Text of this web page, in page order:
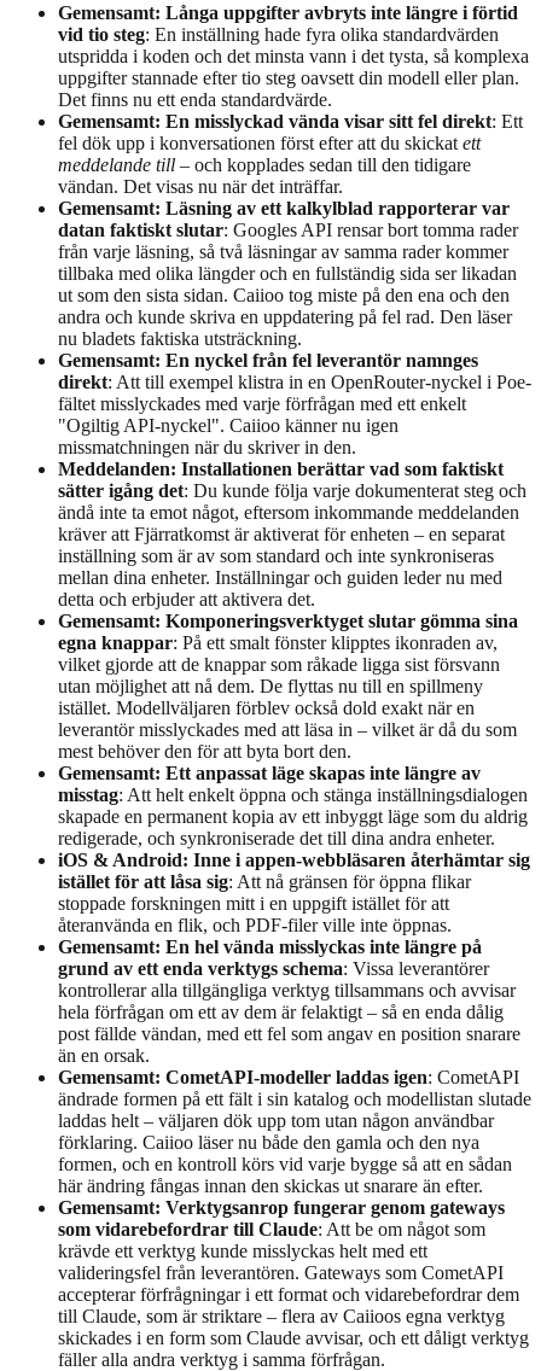
Gemensamt: Långa uppgifter avbryts inte längre i förtid
vid tio steg: En inställning hade fyra olika standardvärden
utspridda i koden och det minsta vann i det tysta, så komplexa
uppgifter stannade efter tio steg oavsett din modell eller plan.
Det finns nu ett enda standardvärde.
Gemensamt: En misslyckad vända visar sitt fel direkt: Ett
fel dök upp i konversationen först efter att du skickat ett
meddelande till – och kopplades sedan till den tidigare
vändan. Det visas nu när det inträffar.
Gemensamt: Läsning av ett kalkylblad rapporterar var
datan faktiskt slutar: Googles API rensar bort tomma rader
från varje läsning, så två läsningar av samma rader kommer
tillbaka med olika längder och en fullständig sida ser likadan
ut som den sista sidan. Caiioo tog miste på den ena och den
andra och kunde skriva en uppdatering på fel rad. Den läser
nu bladets faktiska utsträckning.
Gemensamt: En nyckel från fel leverantör namnges
direkt: Att till exempel klistra in en OpenRouter-nyckel i Poe-
fältet misslyckades med varje förfrågan med ett enkelt
"Ogiltig API-nyckel". Caiioo känner nu igen
missmatchningen när du skriver in den.
Meddelanden: Installationen berättar vad som faktiskt
sätter igång det: Du kunde följa varje dokumenterat steg och
ändå inte ta emot något, eftersom inkommande meddelanden
kräver att Fjärratkomst är aktiverat för enheten – en separat
inställning som är av som standard och inte synkroniseras
mellan dina enheter. Inställningar och guiden leder nu med
detta och erbjuder att aktivera det.
Gemensamt: Komponeringsverktyget slutar gömma sina
egna knappar: På ett smalt fönster klipptes ikonraden av,
vilket gjorde att de knappar som råkade ligga sist försvann
utan möjlighet att nå dem. De flyttas nu till en spillmeny
istället. Modellväljaren förblev också dold exakt när en
leverantör misslyckades med att läsa in – vilket är då du som
mest behöver den för att byta bort den.
Gemensamt: Ett anpassat läge skapas inte längre av
misstag: Att helt enkelt öppna och stänga inställningsdialogen
skapade en permanent kopia av ett inbyggt läge som du aldrig
redigerade, och synkroniserade det till dina andra enheter.
iOS & Android: Inne i appen-webbläsaren återhämtar sig
istället för att låsa sig: Att nå gränsen för öppna flikar
stoppade forskningen mitt i en uppgift istället för att
återanvända en flik, och PDF-filer ville inte öppnas.
Gemensamt: En hel vända misslyckas inte längre på
grund av ett enda verktygs schema: Vissa leverantörer
kontrollerar alla tillgängliga verktyg tillsammans och avvisar
hela förfrågan om ett av dem är felaktigt – så en enda dålig
post fällde vändan, med ett fel som angav en position snarare
än en orsak.
Gemensamt: CometAPI-modeller laddas igen: CometAPI
ändrade formen på ett fält i sin katalog och modellistan slutade
laddas helt – väljaren dök upp tom utan någon användbar
förklaring. Caiioo läser nu både den gamla och den nya
formen, och en kontroll körs vid varje bygge så att en sådan
här ändring fångas innan den skickas ut snarare än efter.
Gemensamt: Verktygsanrop fungerar genom gateways
som vidarebefordrar till Claude: Att be om något som
krävde ett verktyg kunde misslyckas helt med ett
valideringsfel från leverantören. Gateways som CometAPI
accepterar förfrågningar i ett format och vidarebefordrar dem
till Claude, som är striktare – flera av Caiioos egna verktyg
skickades i en form som Claude avvisar, och ett dåligt verktyg
fäller alla andra verktyg i samma förfrågan.